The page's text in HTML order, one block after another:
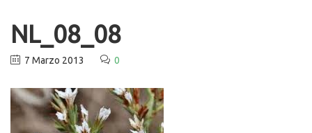
NL_08_08
7 Marzo 2013 0